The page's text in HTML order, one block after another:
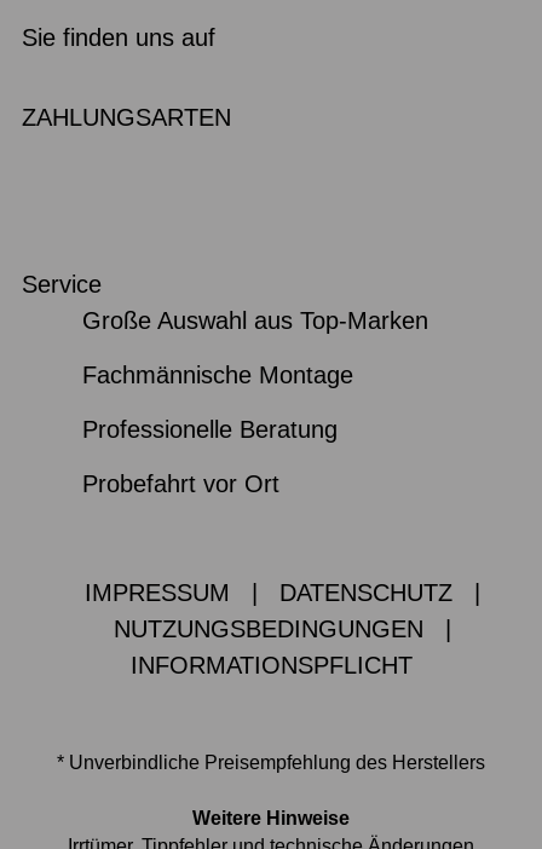
Sie finden uns auf
ZAHLUNGSARTEN
Service
Große Auswahl aus Top-Marken
Fachmännische Montage
Professionelle Beratung
Probefahrt vor Ort
IMPRESSUM DATENSCHUTZ
NUTZUNGSBEDINGUNGEN
INFORMATIONSPFLICHT
* Unverbindliche Preisempfehlung des Herstellers
Weitere Hinweise